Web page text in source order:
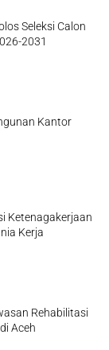
Seleksi Calon
2031
Kantor
Ketenagakerjaan
Kerja
Rehabilitasi
Aceh